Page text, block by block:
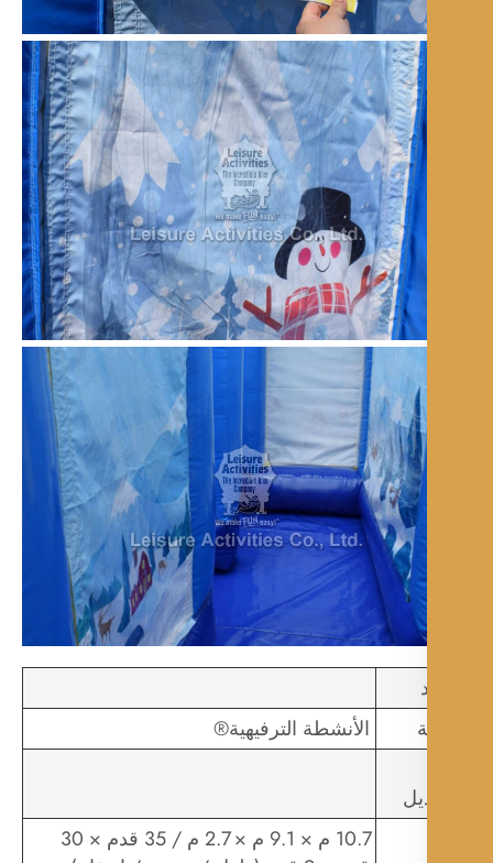
الأنشطة الترفيهية®
10.7 م × 9.1 م × 2.7 م / 35 قدم × 30